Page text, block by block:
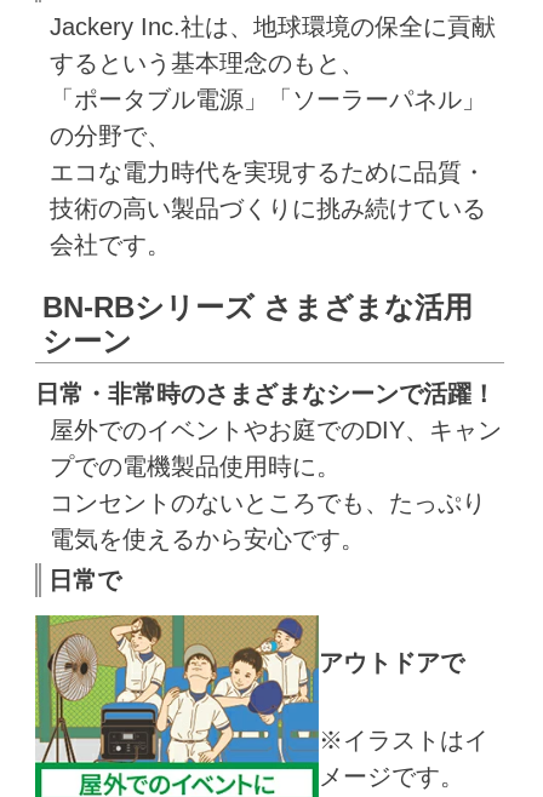
Jackery Inc.社は、地球環境の保全に貢献
するという基本理念のもと、
「ポータブル電源」「ソーラーパネル」
の分野で、
エコな電力時代を実現するために品質・
技術の高い製品づくりに挑み続けている
会社です。
BN-RBシリーズ さまざまな活用
シーン
日常・非常時のさまざまなシーンで活躍！
屋外でのイベントやお庭でのDIY、キャン
プでの電機製品使用時に。
コンセントのないところでも、たっぷり
電気を使えるから安心です。
日常で
アウトドアで
※イラストはイ
メージです。